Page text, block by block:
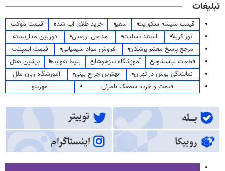
تبلیغات
قیمت شیشه سکوریت سفیر خرید طلای آب شده
قیمت موکت
تور کربلا
استند تسلیت مداحی اربعین
دوربین مداربسته
مرجع پاسخ معتبر پزشکان
فروش مواد شیمیایی
قیمت ایمپلنت
قطعات لباسشویی
آموزشگاه تیزهوشان بلیط هواپیما
پرشین هتل
نمایندگی بوش در تهران
بهترین جراح بینی
آموزشگاه زبان ملل
قیمت و خرید سمعک نامرئی
مهرینو